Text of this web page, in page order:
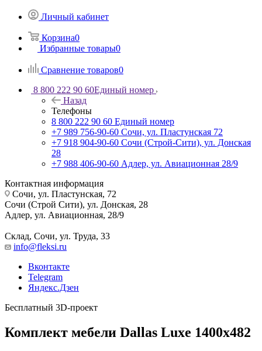
Личный кабинет
Корзина0
Избранные товары0
Сравнение товаров0
8 800 222 90 60Единый номер
Назад
Телефоны
8 800 222 90 60 Единый номер
+7 989 756-90-60 Сочи, ул. Пластунская 72
+7 918 904-90-60 Сочи (Строй-Сити), ул. Донская
28
+7 988 406-90-60 Адлер, ул. Авиационная 28/9
Контактная информация
Сочи, ул. Пластунская, 72
Сочи (Строй Сити), ул. Донская, 28
Адлер, ул. Авиационная, 28/9
Склад, Сочи, ул. Труда, 33
info@fleksi.ru
Вконтакте
Telegram
Яндекс.Дзен
Бесплатный 3D-проект
Комплект мебели Dallas Luxe 1400х482